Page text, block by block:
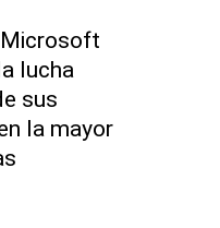
lucha
sus
la mayor